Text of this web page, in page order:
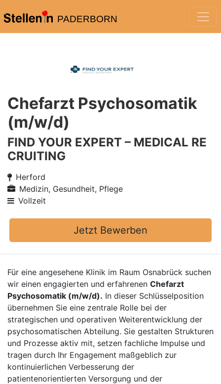
PADERBORN
Chefarzt Psychosomatik
(m/w/d)
FIND YOUR EXPERT – MEDICAL RE
CRUITING
Herford
Medizin, Gesundheit, Pflege
Vollzeit
Jetzt Bewerben
Für eine angesehene Klinik im Raum Osnabrück suchen
wir einen engagierten und erfahrenen Chefarzt
Psychosomatik (m/w/d). In dieser Schlüsselposition
übernehmen Sie eine zentrale Rolle bei der
strategischen und operativen Weiterentwicklung der
psychosomatischen Abteilung. Sie gestalten Strukturen
und Prozesse aktiv mit, setzen fachliche Impulse und
tragen durch Ihr Engagement maßgeblich zur
kontinuierlichen Verbesserung der
patientenorientierten Versorgung und der